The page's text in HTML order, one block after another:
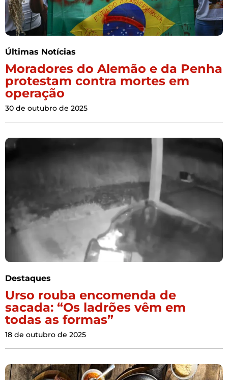
Últimas Notícias
Moradores do Alemão e da Penha
protestam contra mortes em
operação
30 de outubro de 2025
Destaques
Urso rouba encomenda de
sacada: “Os ladrões vêm em
todas as formas”
18 de outubro de 2025